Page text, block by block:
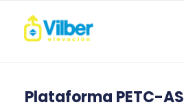
Plataforma PETC-AS